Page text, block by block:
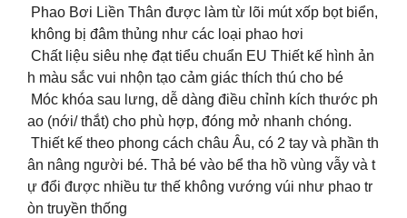
Phao Bơi Liền Thân được làm từ lõi mút xốp bọt biển,
không bị đâm thủng như các loại phao hơi
Chất liệu siêu nhẹ đạt tiểu chuẩn EU Thiết kế hình ản
h màu sắc vui nhộn tạo cảm giác thích thú cho bé
Móc khóa sau lưng, dễ dàng điều chỉnh kích thước ph
ao (nới/ thắt) cho phù hợp, đóng mở nhanh chóng.
Thiết kế theo phong cách châu Âu, có 2 tay và phần th
ân nâng người bé. Thả bé vào bể tha hồ vùng vẫy và t
ự đổi được nhiều tư thế không vướng vúi như phao tr
òn truyền thống